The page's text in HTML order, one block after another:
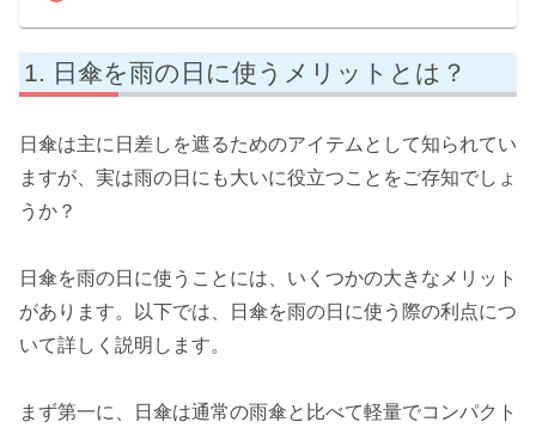
日傘を雨の日に使うメリットとは？
日傘は主に日差しを遮るためのアイテムとして知られてい
ますが、実は雨の日にも大いに役立つことをご存知でしょ
うか？
日傘を雨の日に使うことには、いくつかの大きなメリット
があります。以下では、日傘を雨の日に使う際の利点につ
いて詳しく説明します。
まず第一に、日傘は通常の雨傘と比べて軽量でコンパクト